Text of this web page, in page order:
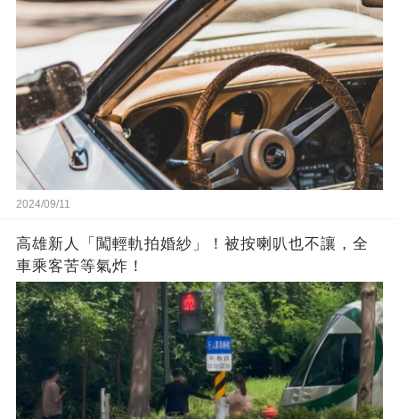
2024/09/11
高雄新人「闖輕軌拍婚紗」！被按喇叭也不讓，全
車乘客苦等氣炸！